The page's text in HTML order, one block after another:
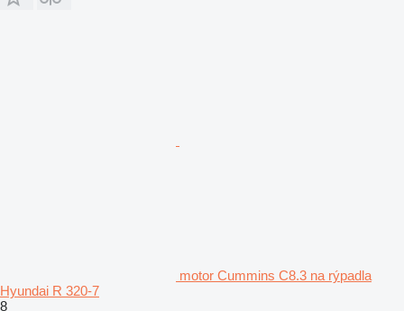
motor Cummins C8.3 na rýpadla
Hyundai R 320-7
8